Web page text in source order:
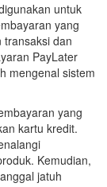
untuk
yang
transaksi dan
PayLater
mengenal sistem
yang
kartu kredit.
Kemudian,
jatuh